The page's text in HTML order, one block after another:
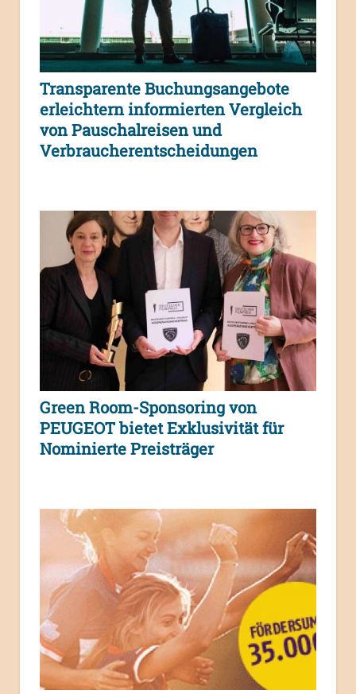
Transparente Buchungsangebote
erleichtern informierten Vergleich
von Pauschalreisen und
Verbraucherentscheidungen
Green Room-Sponsoring von
PEUGEOT bietet Exklusivität für
Nominierte Preisträger